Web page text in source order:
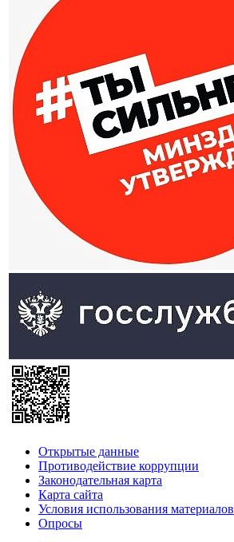
Открытые данные
Противодействие коррупции
Законодательная карта
Карта сайта
Условия использования материалов
Опросы